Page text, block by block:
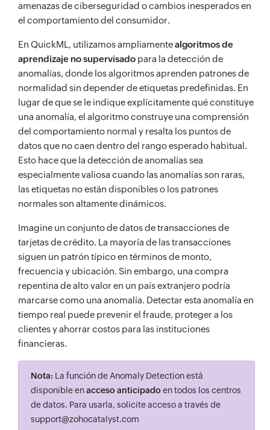
amenazas de ciberseguridad o cambios inesperados en
el comportamiento del consumidor.
En QuickML, utilizamos ampliamentealgoritmos de
aprendizaje no supervisado para la detección de
anomalías, donde los algoritmos aprenden patrones de
normalidad sin depender de etiquetas predefinidas. En
lugar de que se le indique explícitamente qué constituye
una anomalía, el algoritmo construye una comprensión
del comportamiento normal y resalta los puntos de
datos que no caen dentro del rango esperado habitual.
Esto hace que la detección de anomalías sea
especialmente valiosa cuando las anomalías son raras,
las etiquetas no están disponibles o los patrones
normales son altamente dinámicos.
Imagine un conjunto de datos de transacciones de
tarjetas de crédito. La mayoría de las transacciones
siguen un patrón típico en términos de monto,
frecuencia y ubicación. Sin embargo, una compra
repentina de alto valor en un país extranjero podría
marcarse como una anomalía. Detectar esta anomalía en
tiempo real puede prevenir el fraude, proteger a los
clientes y ahorrar costos para las instituciones
financieras.
Nota: La función de Anomaly Detection está
disponible enacceso anticipadoen todos los centros
de datos. Para usarla, solicite acceso a través de
support@zohocatalyst.com